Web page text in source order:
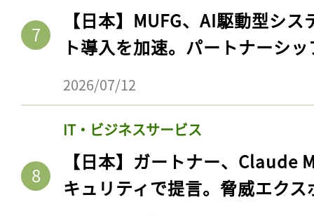
【日本】MUFG、AI駆動型シ
ト導入を加速。パートナーシ
2026/07/12
IT・ビジネスサービス
【日本】ガートナー、Claude
キュリティで提言。脅威エク